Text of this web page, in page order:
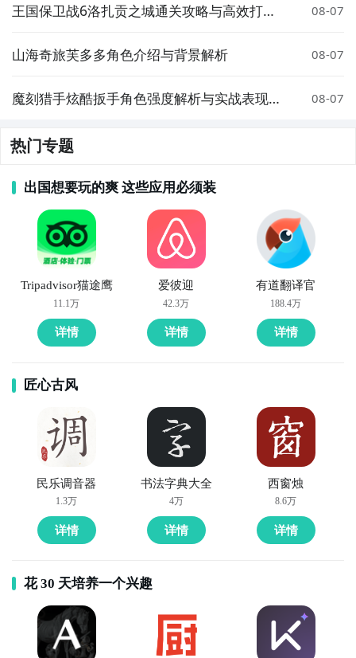
王国保卫战6洛扎贡之城通关攻略与高效打法
08-07
山海奇旅芙多多角色介绍与背景解析 08-07
魔刻猎手炫酷扳手角色强度解析与实战表现评
08-07
热门专题
出国想要玩的爽 这些应用必须装
Tripadvisor猫途鹰
11.1万
详情
爱彼迎
42.3万
详情
有道翻译官
188.4万
详情
匠心古风
民乐调音器
1.3万
详情
书法字典大全
4万
详情
西窗烛
8.6万
详情
花 30 天培养一个兴趣